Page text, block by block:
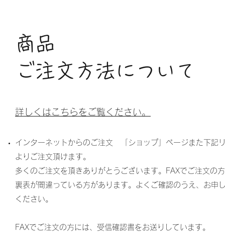
商品
ご注文方法について
詳しくはこちらをご覧ください。
インターネットからのご注文 「ショップ」ページまた下記
よりご注文頂けます。
多くのご注文を頂きありがとうございます。FAXでご注文の
裏表が間違っている方があります。よくご確認のうえ、お申
ください。
​FAXでご注文の方には、受信確認書をお送りしています。